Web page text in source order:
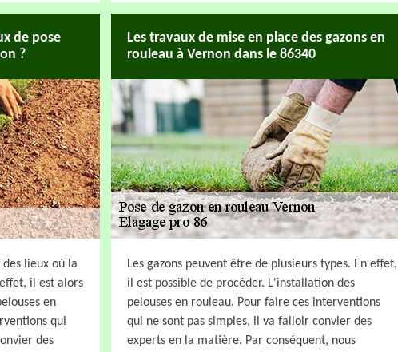
de pose
?
des lieux où la
il est alors
en
qui
des
Les travaux de mise en place des gazons en
rouleau à Vernon dans le 86340
Les gazons peuvent être de plusieurs types. En effet,
il est possible de procéder. L'installation des
pelouses en rouleau. Pour faire ces interventions
qui ne sont pas simples, il va falloir convier des
experts en la matière. Par conséquent, nous